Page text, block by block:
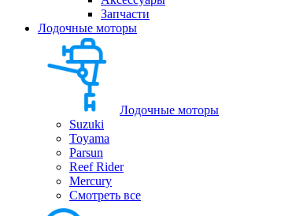
Запчасти
Лодочные моторы
Лодочные моторы
Suzuki
Toyama
Parsun
Reef Rider
Mercury
Смотреть все